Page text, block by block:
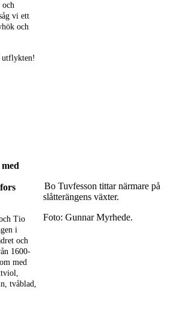
och
vi ett
och
utflykten!
Tio
i
och
1600-
med
tvåblad,
Bo Tuvfesson tittar närmare på
slåtterängens växter.
Foto: Gunnar Myrhede.